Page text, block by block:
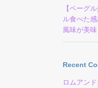
【ベーグ
ル食べた
風味が美味
Recent
ロムアン